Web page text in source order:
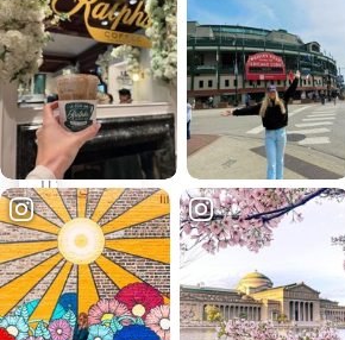
バイ
ク・
トレ
イル
フォ
ック
ス・
リバ
ー・
サイ
クリ
ン
船を
見る
エ
ル
ジ
ン
歴
史
地
区
建
築
エルジン歴史地区を見る
ス
タ、
薪窯
で焼
くピ
ザ、
イタ
リア
ン小
皿料
理な
ど、
充実